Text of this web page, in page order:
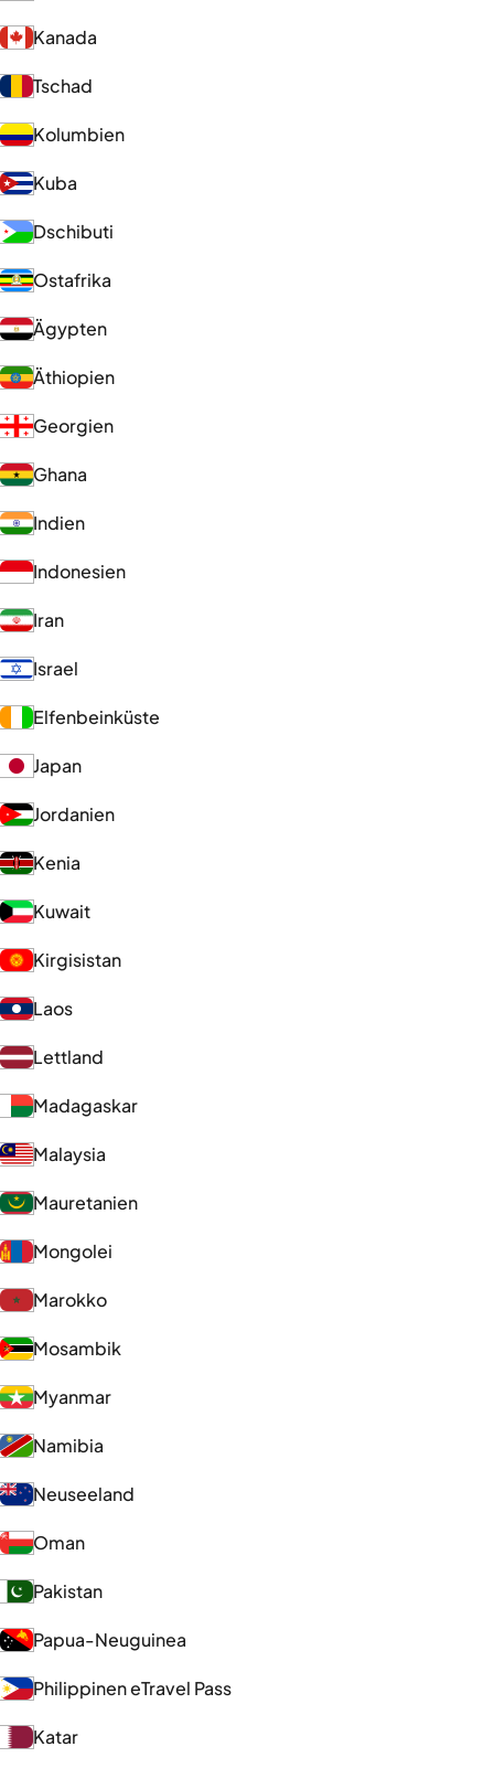
Kanada
Tschad
Kolumbien
Kuba
Dschibuti
Ostafrika
Ägypten
Äthiopien
Georgien
Ghana
Indien
Indonesien
Iran
Israel
Elfenbeinküste
Japan
Jordanien
Kenia
Kuwait
Kirgisistan
Laos
Lettland
Madagaskar
Malaysia
Mauretanien
Mongolei
Marokko
Mosambik
Myanmar
Namibia
Neuseeland
Oman
Pakistan
Papua-Neuguinea
Philippinen eTravel Pass
Katar